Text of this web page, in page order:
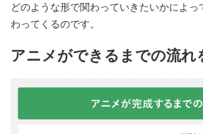
どのような形で関わっていきたいかによ
わってくるのです。
アニメができるまでの流れ